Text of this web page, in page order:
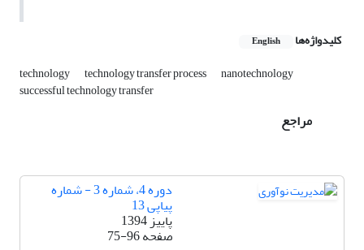
کلیدواژه‌ها English
technology technology transfer process nanotechnology
successful technology transfer
مراجع
دوره 4، شماره 3 - شماره
پیاپی 13
پاییز 1394
صفحه75-96